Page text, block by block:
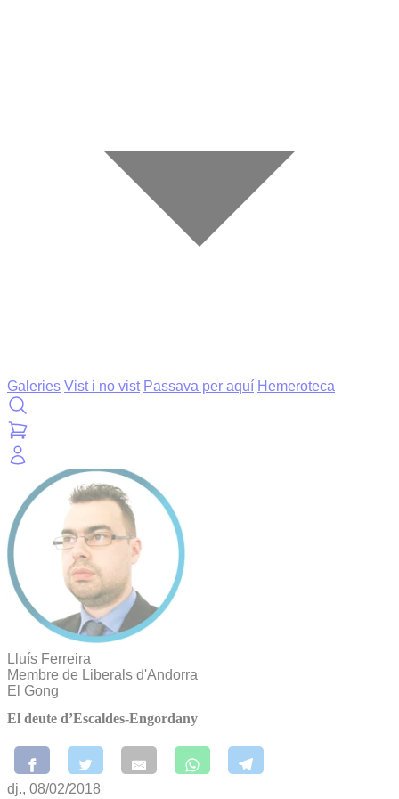
Galeries Vist i no vist Passava per aquí Hemeroteca
Lluís Ferreira
Membre de Liberals d'Andorra
El Gong
El deute d’Escaldes-Engordany
dj., 08/02/2018